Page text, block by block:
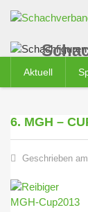
Aktuell
6. MGH –
Geschrieben